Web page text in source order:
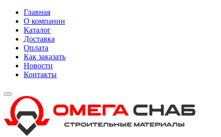
Главная
О компании
Каталог
Доставка
Оплата
Как заказать
Новости
Контакты